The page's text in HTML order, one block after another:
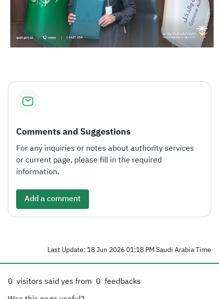
Comments and Suggestions
For any inquiries or notes about authority services
or current page, please fill in the required
information.
Add a comment
Last Update: 18 Jun 2026 01:18 PM Saudi Arabia Time
0 visitors said yes from 0 feedbacks